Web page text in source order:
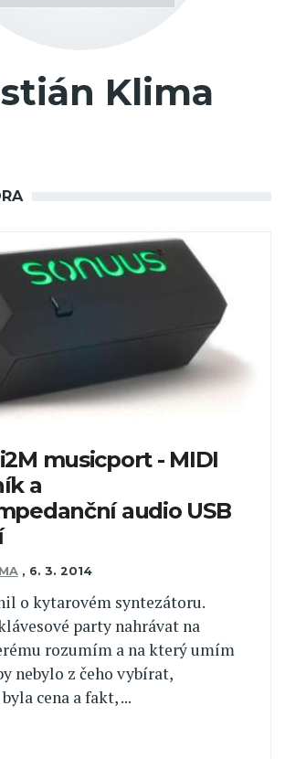
Klima
musicport - MIDI
a
audio USB
, 6. 3. 2014
o kytarovém syntezátoru.
party nahrávat na
rozumím a na který umím
nebylo z čeho vybírat,
cena a fakt, ...